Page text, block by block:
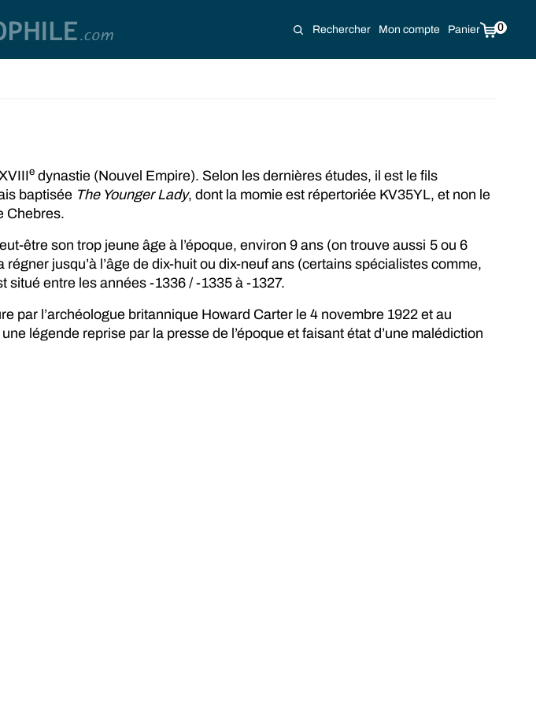
Rechercher Mon compte Panier 0
e dynastie (Nouvel Empire). Selon les dernières études, il est le fils
baptisée The Younger Lady, dont la momie est répertoriée KV35YL, et non le
Chebres.
être son trop jeune âge à l’époque, environ 9 ans (on trouve aussi 5 ou 6
jusqu’à l’âge de dix-huit ou dix-neuf ans (certains spécialistes comme,
situé entre les années -1336 / -1335 à -1327.
par l’archéologue britannique Howard Carter le 4 novembre 1922 et au
légende reprise par la presse de l’époque et faisant état d’une malédiction